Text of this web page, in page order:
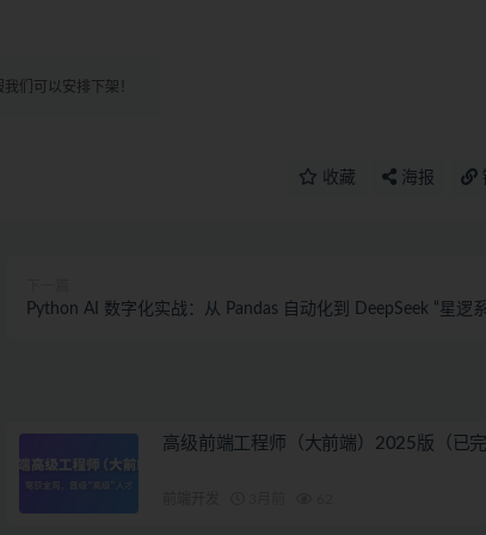
们可以安排下架！
收藏 海报
Python AI 数字化实战：从 Pandas 自动化到 DeepSeek “星逻系
高级前端工程师（大前端）2025版（已完